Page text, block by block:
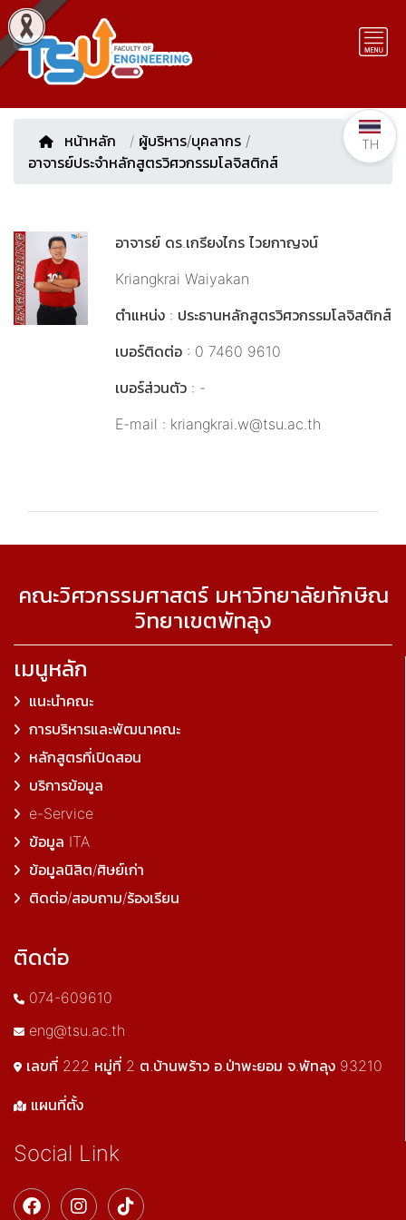
หน้าหลัก / ผู้บริหาร/บุคลากร /
อาจารย์ประจำหลักสูตรวิศวกรรมโลจิสติกส์
อาจารย์ ดร.เกรียงไกร ไวยกาญจน์
Kriangkrai Waiyakan
ตำแหน่ง : ประธานหลักสูตรวิศวกรรมโลจิสติกส์
เบอร์ติดต่อ : 0 7460 9610
เบอร์ส่วนตัว : -
E-mail : kriangkrai.w@tsu.ac.th
คณะวิศวกรรมศาสตร์ มหาวิทยาลัยทักษิณ
วิทยาเขตพัทลุง
เมนูหลัก
แนะนำคณะ
การบริหารและพัฒนาคณะ
หลักสูตรที่เปิดสอน
บริการข้อมูล
e-Service
ข้อมูล ITA
ข้อมูลนิสิต/ศิษย์เก่า
ติดต่อ/สอบถาม/ร้องเรียน
ติดต่อ
074-609610
eng@tsu.ac.th
เลขที่ 222 หมู่ที่ 2 ต.บ้านพร้าว อ.ป่าพะยอม จ.พัทลุง 93210
แผนที่ตั้ง
Social Link
TH